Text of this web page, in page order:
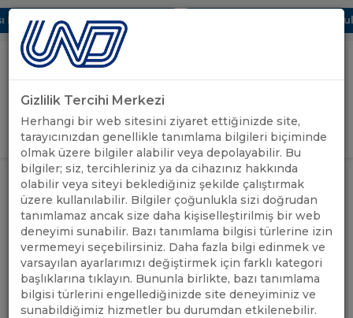
UBAK Bölümü Hakkında UND, Yunanistan Vize
Uluslararası Nakliyeciler Derneği
GİRİŞ YAP
ANASAYFA /
ÖNEMLİ
DUYURULAR
/ SLOVAKYA VE MACARİSTAN’DAKİ
SÜRÜŞ KISITLAMALARI HAKKINDA
SLOVAKYA VE
MACARİSTAN’DAKİ SÜRÜŞ
KISITLAMALARI HAKKINDA
Gizlilik Tercihi Merkezi
Herhangi bir web sitesini ziyaret ettiğinizde site,
tarayıcınızdan genellikle tanımlama bilgileri biçiminde
olmak üzere bilgiler alabilir veya depolayabilir. Bu
bilgiler; siz, tercihleriniz ya da cihazınız hakkında
olabilir veya siteyi beklediğiniz şekilde çalıştırmak
üzere kullanılabilir. Bilgiler çoğunlukla sizi doğrudan
tanımlamaz ancak size daha kişiselleştirilmiş bir web
deneyimi sunabilir. Bazı tanımlama bilgisi türlerine izin
vermemeyi seçebilirsiniz. Daha fazla bilgi edinmek ve
varsayılan ayarlarımızı değiştirmek için farklı kategori
başlıklarına tıklayın. Bununla birlikte, bazı tanımlama
bilgisi türlerini engellediğinizde site deneyiminiz ve
sunabildiğimiz hizmetler bu durumdan etkilenebilir.